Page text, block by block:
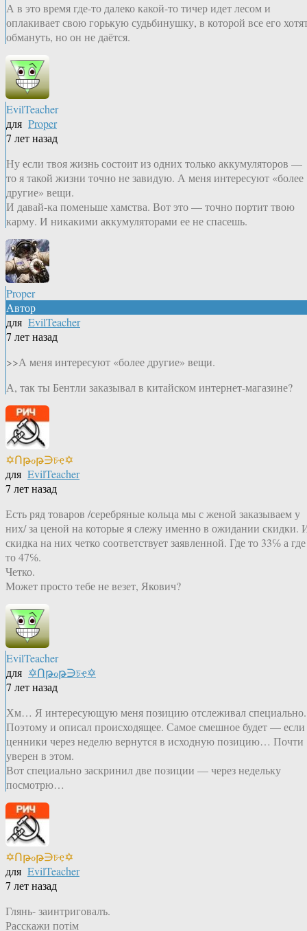
А в это время где-то далеко какой-то тичер идет лесом и
оплакивает свою горькую судьбинушку, в которой все его
обмануть, но он не даётся.
EvilTeacher
для Proper
7 лет назад
Ну если твоя жизнь состоит из одних только аккумуляторов —
то я такой жизни точно не завидую. А меня интересуют «более
другие» вещи.
И давай-ка поменьше хамства. Вот это — точно портит твою
карму. И никакими аккумуляторами ее не спасешь.
Proper
Автор
для EvilTeacher
7 лет назад
>>А меня интересуют «более другие» вещи.
А, так ты Бентли заказывал в китайском интернет-магазине?
✡Ոթℴթ∋চҿ✡
для EvilTeacher
7 лет назад
Есть ряд товаров /серебряные кольца мы с женой заказываем у
них/ за ценой на которые я слежу именно в ожидании скидки.
скидка на них четко соответствует заявленной. Где то 33℅ а где
то 47℅.
Четко.
Может просто тебе не везет, Якович?
EvilTeacher
для ✡Ոթℴթ∋চҿ✡
7 лет назад
Хм… Я интересующую меня позицию отслеживал специально.
Поэтому и описал происходящее. Самое смешное будет — если
ценники через неделю вернутся в исходную позицию… Почти
уверен в этом.
Вот специально заскринил две позиции — через недельку
посмотрю…
✡Ոթℴթ∋চҿ✡
для EvilTeacher
7 лет назад
Глянь- заинтриговалъ.
Расскажи потiм